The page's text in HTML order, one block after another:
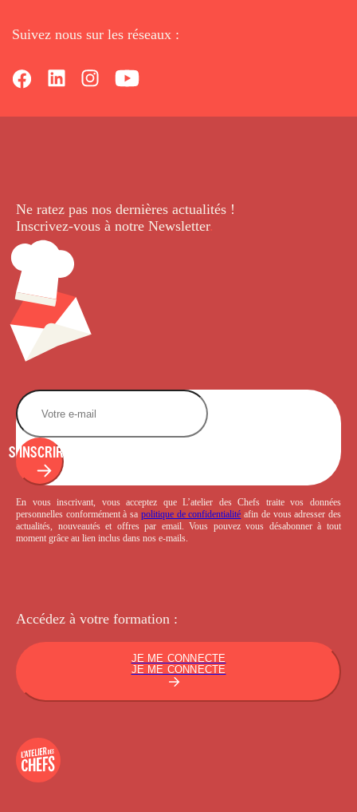
Suivez nous sur les réseaux :
Ne ratez pas nos dernières actualités !
Inscrivez-vous à notre Newsletter.
S'INSCRIRE
En vous inscrivant, vous acceptez que L’atelier des Chefs traite vos données
personnelles conformément à sa politique de confidentialité afin de vous adresser des
actualités, nouveautés et offres par email. Vous pouvez vous désabonner à tout
moment grâce au lien inclus dans nos e-mails.
Accédez à votre formation :
JE ME CONNECTE
JE ME CONNECTE